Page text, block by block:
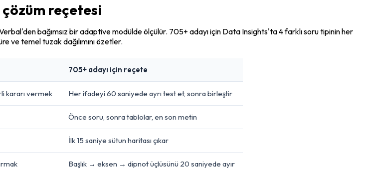
reçetesi
bağımsız bir adaptive modülde ölçülür. 705+ adayı için Data Insights'ta 4 farklı soru tipinin her
ve temel tuzak dağılımını özetler.
705+ adayı için reçete
kararı vermek Her ifadeyi 60 saniyede ayrı test et, sonra birleştir
Önce soru, sonra tablolar, en son metin
İlk 15 saniye sütun haritası çıkar
Başlık → eksen → dipnot üçlüsünü 20 saniyede ayır